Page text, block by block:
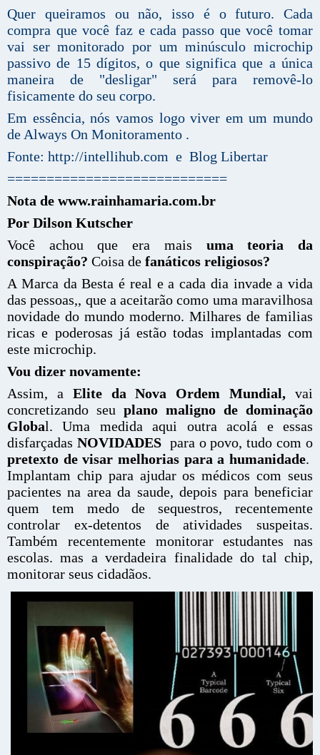
Quer queiramos ou não, isso é o futuro. Cada
compra que você faz e cada passo que você tomar
vai ser monitorado por um minúsculo microchip
passivo de 15 dígitos, o que significa que a única
maneira de "desligar" será para removê-lo
fisicamente do seu corpo.
Em essência, nós vamos logo viver em um mundo
de Always On Monitoramento .
Fonte: http://intellihub.com e Blog Libertar
============================
Nota de www.rainhamaria.com.br
Por Dilson Kutscher
Você achou que era mais uma teoria da
conspiração? Coisa de fanáticos religiosos?
A Marca da Besta é real e a cada dia invade a vida
das pessoas,, que a aceitarão como uma maravilhosa
novidade do mundo moderno. Milhares de familias
ricas e poderosas já estão todas implantadas com
este microchip.
Vou dizer novamente:
Assim, a Elite da Nova Ordem Mundial, vai
concretizando seu plano maligno de dominação
Global. Uma medida aqui outra acolá e essas
disfarçadas NOVIDADES para o povo, tudo com o
pretexto de visar melhorias para a humanidade.
Implantam chip para ajudar os médicos com seus
pacientes na area da saude, depois para beneficiar
quem tem medo de sequestros, recentemente
controlar ex-detentos de atividades suspeitas.
Também recentemente monitorar estudantes nas
escolas. mas a verdadeira finalidade do tal chip,
monitorar seus cidadãos.